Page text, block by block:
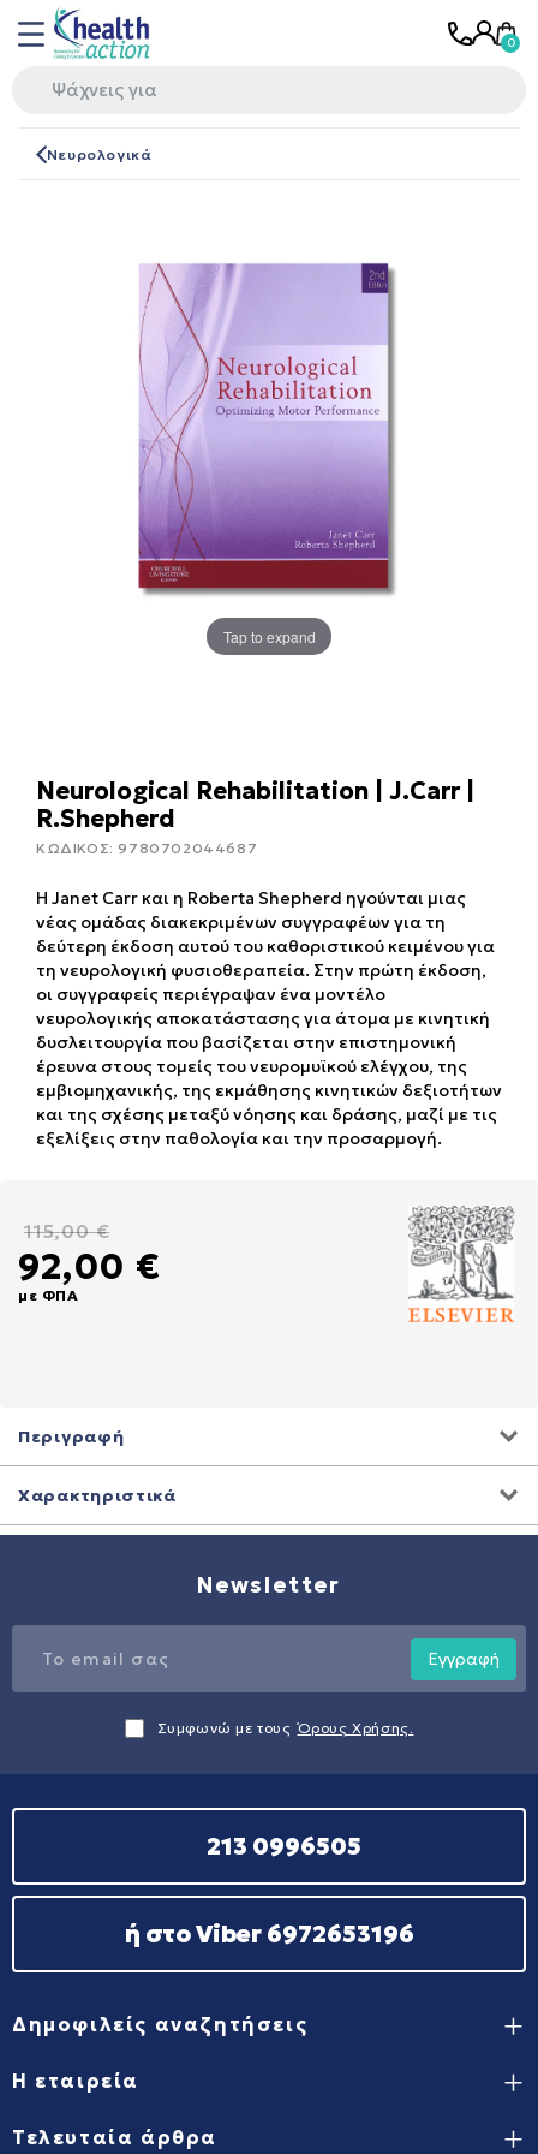
Νευρολογικά
Tap to expand
Neurological Rehabilitation | J.Carr |
R.Shepherd
ΚΩΔΙΚΟΣ:9780702044687
Η Janet Carr και η Roberta Shepherd ηγούνται μιας
νέας ομάδας διακεκριμένων συγγραφέων για τη
δεύτερη έκδοση αυτού του καθοριστικού κειμένου για
τη νευρολογική φυσιοθεραπεία. Στην πρώτη έκδοση,
οι συγγραφείς περιέγραψαν ένα μοντέλο
νευρολογικής αποκατάστασης για άτομα με κινητική
δυσλειτουργία που βασίζεται στην επιστημονική
έρευνα στους τομείς του νευρομυϊκού ελέγχου, της
εμβιομηχανικής, της εκμάθησης κινητικών δεξιοτήτων
και της σχέσης μεταξύ νόησης και δράσης, μαζί με τις
εξελίξεις στην παθολογία και την προσαρμογή.
115,00 €
92,00 €
με ΦΠΑ
Περιγραφή
Χαρακτηριστικά
Newsletter
Εγγραφή
Συμφωνώ με τους Όρους Χρήσης.
213 0996505
ή στο Viber 6972653196
Δημοφιλείς αναζητήσεις
Η εταιρεία
Τελευταία άρθρα